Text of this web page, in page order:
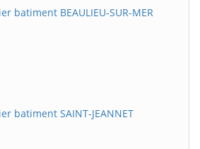
batiment BEAULIEU-SUR-MER
batiment SAINT-JEANNET